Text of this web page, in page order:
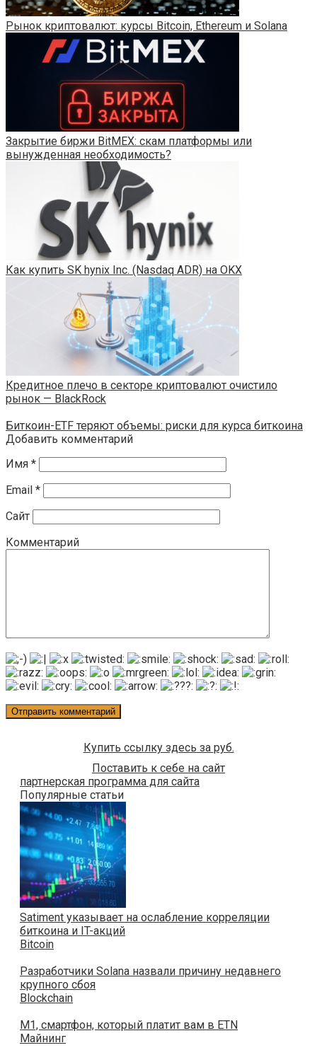
Рынок криптовалют: курсы Bitcoin, Ethereum и Solana
Закрытие биржи BitMEX: скам платформы или
вынужденная необходимость?
Как купить SK hynix Inc. (Nasdaq ADR) на OKX
Кредитное плечо в секторе криптовалют очистило
рынок — BlackRock
Биткоин-ETF теряют объемы: риски для курса биткоина
Добавить комментарий
Имя *
Email *
Сайт
Комментарий
Купить ссылку здесь за руб.
Поставить к себе на сайт
партнерская программа для сайта
Популярные статьи
Satiment указывает на ослабление корреляции
биткоина и IT-акций
Bitcoin
Разработчики Solana назвали причину недавнего
крупного сбоя
Blockchain
M1, смартфон, который платит вам в ETN
Майнинг